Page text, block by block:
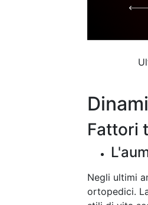
Fattori
Negli ultimi
ortopedici.